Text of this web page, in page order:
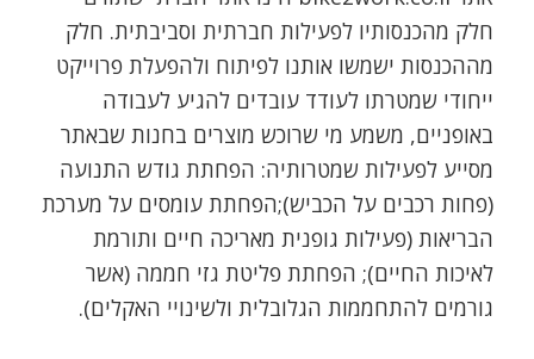
חלק מהכנסותיו לפעילות חברתית וסביבתית. חלק
מההכנסות ישמשו אותנו לפיתוח ולהפעלת פרוייקט
ייחודי שמטרתו לעודד עובדים להגיע לעבודה
באופניים, משמע מי שרוכש מוצרים בחנות שבאתר
מסייע לפעילות שמטרותיה: הפחתת גודש התנועה
(פחות רכבים על הכביש);הפחתת עומסים על מערכת
הבריאות (פעילות גופנית מאריכה חיים ותורמת
לאיכות החיים); הפחתת פליטת גזי חממה (אשר
גורמים להתחממות הגלובלית ולשינויי האקלים).